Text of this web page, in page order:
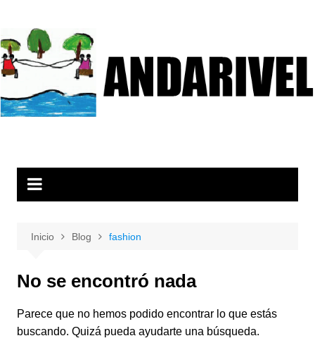
contenido
Inicio Blog fashion
No se encontró nada
Parece que no hemos podido encontrar lo que estás
buscando. Quizá pueda ayudarte una búsqueda.